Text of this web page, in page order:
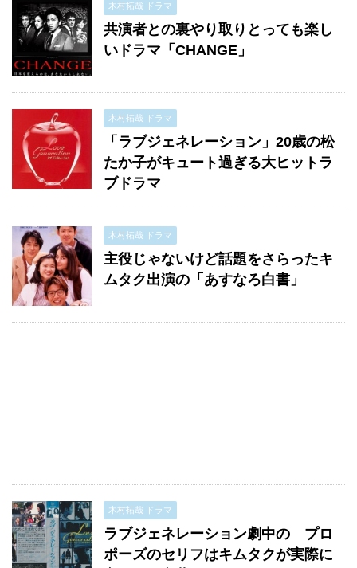
木村拓哉 ドラマ
共演者との裏やり取りとっても楽し
いドラマ「CHANGE」
木村拓哉 ドラマ
「ラブジェネレーション」20歳の松
たか子がキュート過ぎる大ヒットラ
ブドラマ
木村拓哉 ドラマ
主役じゃないけど話題をさらったキ
ムタク出演の「あすなろ白書」
木村拓哉 ドラマ
ラブジェネレーション劇中の プロ
ポーズのセリフはキムタクが実際に